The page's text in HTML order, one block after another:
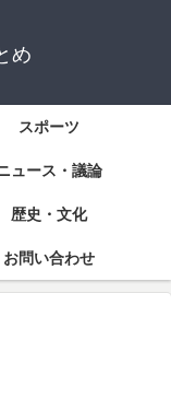
め
スポーツ
ュース・議論
歴史・文化
お問い合わせ